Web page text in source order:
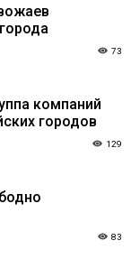
73
компаний
городов
129
83